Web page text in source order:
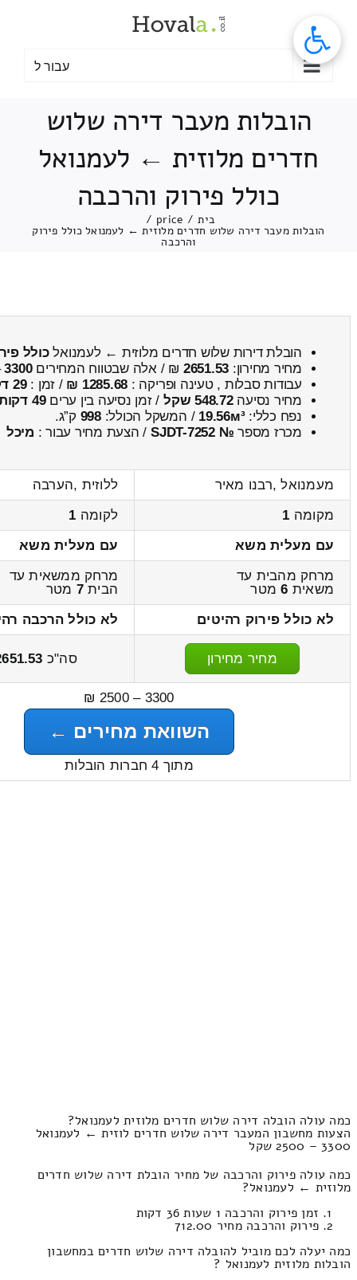
עבור ל
הובלות מעבר דירה שלוש
חדרים מלוזית ← לעמנואל
כולל פירוק והרכבה
בית /
price
/
הובלות מעבר דירה שלוש חדרים מלוזית ← לעמנואל כולל פירוק
והרכבה
הובלת דירות שלוש חדרים מלוזית ← לעמנואלכולל
מחיר מחירון: 2651.53 ₪ / אלה שבטווח המחירים3300
עבודות סבלות , טעינה ופריקה : 1285.68 ₪ / זמן :29 דקות 10 שניות
מחיר נסיעה548.72 שקל / זמן נסיעה בין ערים49 דקות
נפח כללי:19.56м³ / המשקל הכולל:998 ק”ג.
מכרז מספר № SJDT-7252 / הצעת מחיר עבור : מיכל
מעמנואל ,רבנו מאיר
ללוזית ,הערבה
מקומה 1 לקומה 1
עם מעלית משא
עם מעלית משא
מרחק מהבית עד
משאית 6מטר
מרחק ממשאית עד
הבית7 מטר
לא כולל פירוק רהיטים
לא כולל הרכבה
מחיר מחירון סה"כ
3300 – 2500 ₪
השוואת מחירים ←
מתוך 4 חברות הובלות
כמה עולה הובלה דירה שלוש חדרים מלוזית לעמנואל?
הצעות מחשבון המעבר דירה שלוש חדרים לוזית ← לעמנואל
3300 – 2500 שקל
כמה עולה פירוק והרכבה של מחיר הובלת דירה שלוש חדרים
מלוזית ← לעמנואל?
זמן פירוק והרכבה 1 שעות 36 דקות
פירוק והרכבה מחיר 712.00
כמה יעלה לכם מוביל להובלה דירה שלוש חדרים במחשבון
הובלות מלוזית לעמנואל ?